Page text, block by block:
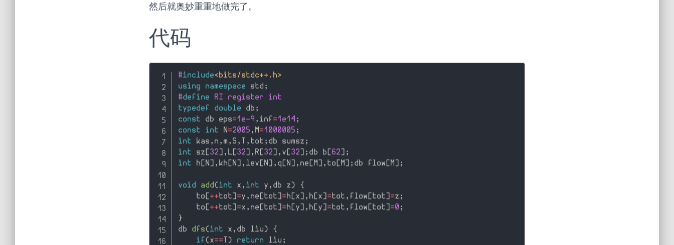
然后就奥妙重重地做完了。
代码
#include<bits/stdc++.h>
using
namespace std ;
#define RI register int
typedef
double db ;
const db eps=1e-9 , inf =1e14 ;
const
int N =2005 , M =1000005 ;
int kas , n , m , S , , tot ; db sumsz ;
int sz 32 , L 32 , R 32 , v 32 ; db b 62
;
int h N , kh N , lev N , q N , ne M , to M ; db flow M ;
void add ( int x , int y , db z )
{
    to
++tot =y , ne tot = h x , h x =tot , flow tot =z ;
    to
++tot =x , ne tot = h y , h y =tot , flow tot =0 ;
}
db dfs( int x , db liu )
{
if ( x== ) return liu ;